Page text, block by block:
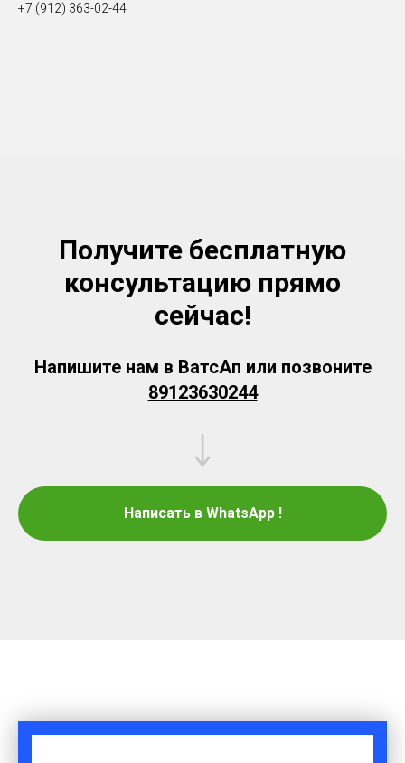
+7 (912) 363-02-44
Получите бесплатную
консультацию прямо
сейчас!
Напишите нам в ВатсАп или позвоните
89123630244
Написать в WhatsApp !